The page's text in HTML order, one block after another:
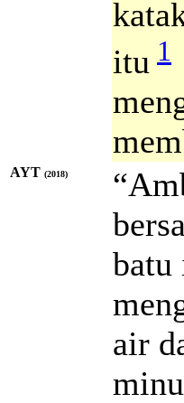
itu 1
AYT (2018)
batu
air